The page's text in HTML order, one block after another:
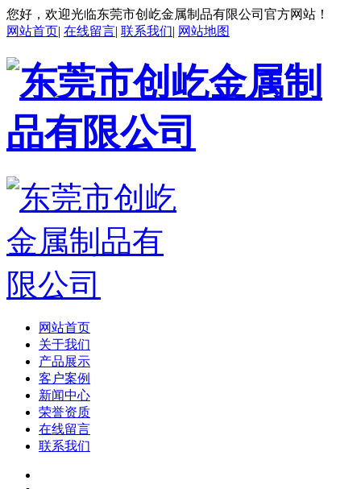
您好，欢迎光临东莞市创屹金属制品有限公司官方网站！
网站首页| 在线留言| 联系我们| 网站地图
网站首页
关于我们
产品展示
客户案例
新闻中心
荣誉资质
在线留言
联系我们